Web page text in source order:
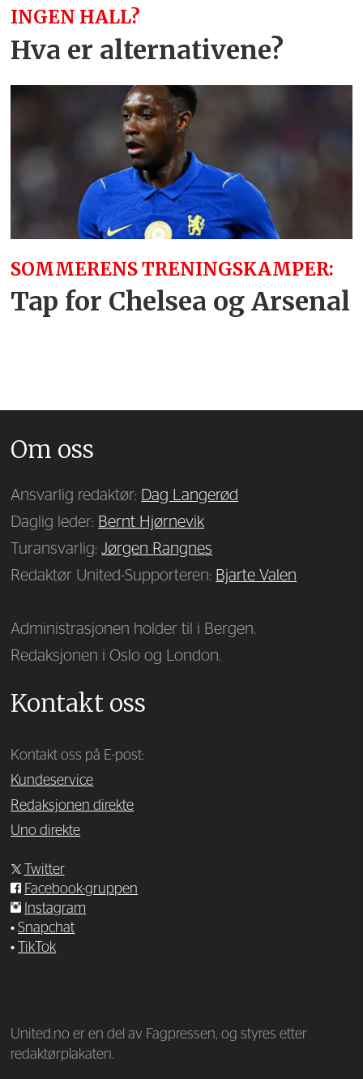
INGEN HALL?
Hva er alternativene?
SOMMERENS TRENINGSKAMPER:
Tap for Chelsea og Arsenal
Om oss
Ansvarlig redaktør: Dag Langerød
Daglig leder: Bernt Hjørnevik
Turansvarlig:Jørgen Rangnes
Redaktør United-Supporteren: Bjarte Valen
Administrasjonen holder til i Bergen.
Redaksjonen i Oslo og London.
Kontakt oss
Kontakt oss på E-post:
Kundeservice
Redaksjonen direkte
Uno direkte
Twitter
Facebook-gruppen
Instagram
•Snapchat
•
TikTok
United.no er en del av Fagpressen, og styres etter
redaktørplakaten.